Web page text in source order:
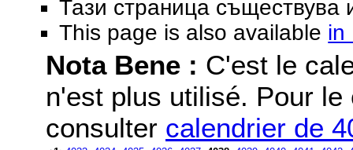
Тази страница съществува
This page is also available in
Nota Bene : C'est le
n'est plus utilisé. Pour
consulter calendrier de